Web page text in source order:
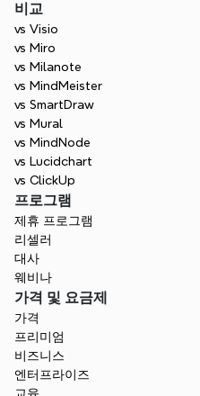
비교
vs Visio
vs Miro
vs Milanote
vs MindMeister
vs SmartDraw
vs Mural
vs MindNode
vs Lucidchart
vs ClickUp
프로그램
제휴 프로그램
리셀러
대사
웨비나
가격 및 요금제
가격
프리미엄
비즈니스
엔터프라이즈
교육